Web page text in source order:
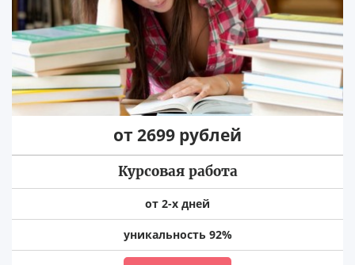
от 2699 рублей
Курсовая работа
от 2-х дней
уникальность 92%